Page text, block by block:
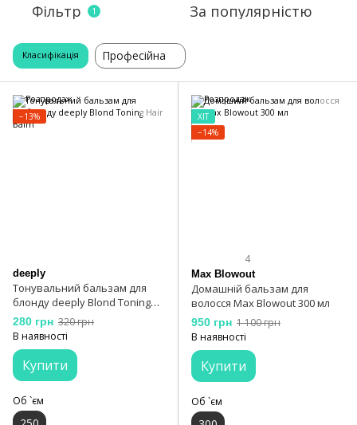
Фільтр 1 За популярністю
Класифікація Професійна
−13%
deeply
Тонувальний бальзам для
блонду deeply Blond Toning
Hair Balm
280 грн 320 грн
В наявності
Купити
Об `єм
ХІТ
−14%
4
Max Blowout
Домашній бальзам для
волосся Max Blowout 300 мл
950 грн 1 100 грн
В наявності
Купити
Об `єм